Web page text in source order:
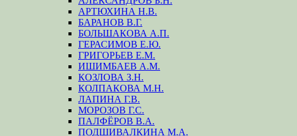
АРТЮХИНА Н.В.
БАРАНОВ В.Г.
БОЛЬШАКОВА А.П.
ГЕРАСИМОВ Е.Ю.
ГРИГОРЬЕВ Е.М.
ИШИМБАЕВ А.М.
КОЗЛОВА З.Н.
КОЛПАКОВА М.Н.
ЛАПИНА Г.В.
МОРОЗОВ Г.С.
ПАЛФЁРОВ В.А.
ПОДШИВАЛКИНА М.А.